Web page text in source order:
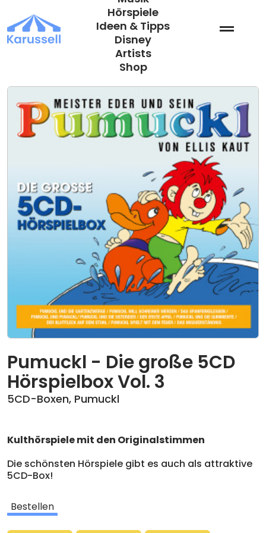
Inhalt
springen
Hörspiele
Ideen & Tipps
Disney
Artists
Shop
Pumuckl - Die große 5CD
Hörspielbox Vol. 3
5CD-Boxen, Pumuckl
Kulthörspiele mit den Originalstimmen
Die schönsten Hörspiele gibt es auch als attraktive
5CD-Box!
Pumuckl ist ein Kobold, der in der Werkstatt von
Meister Eder sein Unwesen treibt. Ein wenig frech,
Bestellen